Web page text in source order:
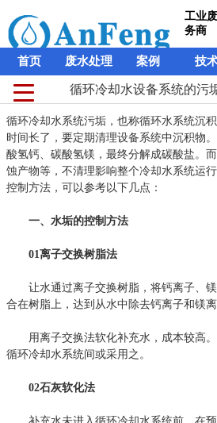
工业
务商
首页 废水处理 案例 技
循环冷却水设备系统的污
循环冷却水系统污垢，也称循环水系统沉
时间长了，要定期清理设备系统中沉积物
酸氢钙、碳酸氢镁，最终分解成碳酸盐。
蚀产物等，不清理影响整个冷却水系统运
控制方法，可以参考以下几点：
一、水垢的控制方法
01离子交换树脂法
让水通过离子交换树脂，将钙离子、镁
合在树脂上，达到从水中除去钙离子和镁离
用离子交换法软化补充水，成本较高。
循环冷却水系统间或采用之。
02石灰软化法